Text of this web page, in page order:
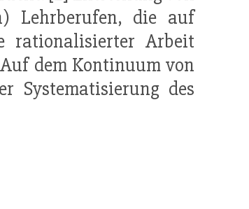
Lehrberufen, die auf
rationalisierter Arbeit
dem Kontinuum von
Systematisierung des